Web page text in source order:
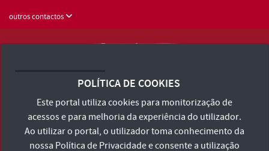
outros contactos
Consulte os Termos e Condições e Política de Privacidade
Declaração de Acessibilidade
POLÍTICA DE COOKIES
Este portal utiliza cookies para monitorização de
acessos e para melhoria da experiência do utilizador.
Ao utilizar o portal, o utilizador toma conhecimento da
nossa Política de Privacidadee consente a utilização